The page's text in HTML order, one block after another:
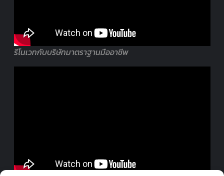
รีโนเวทกับบริษัทมาตราฐานมืออาชีพ